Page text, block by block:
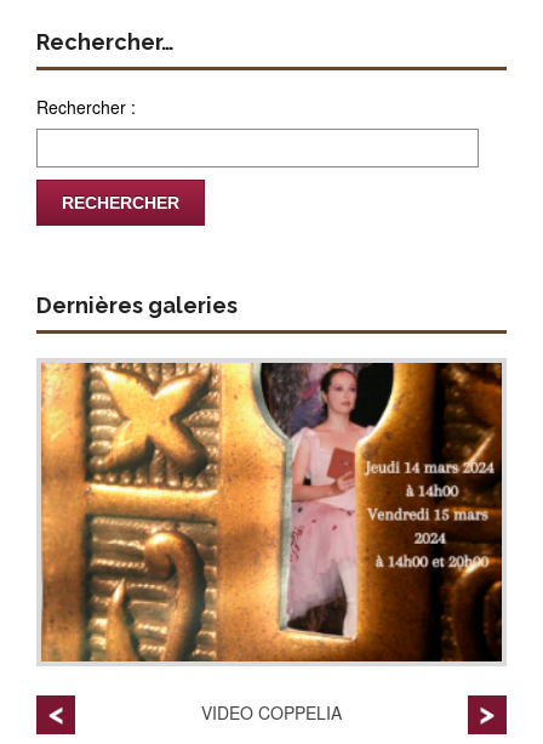
Rechercher…
Rechercher :
Dernières galeries
VIDEO COPPELIA